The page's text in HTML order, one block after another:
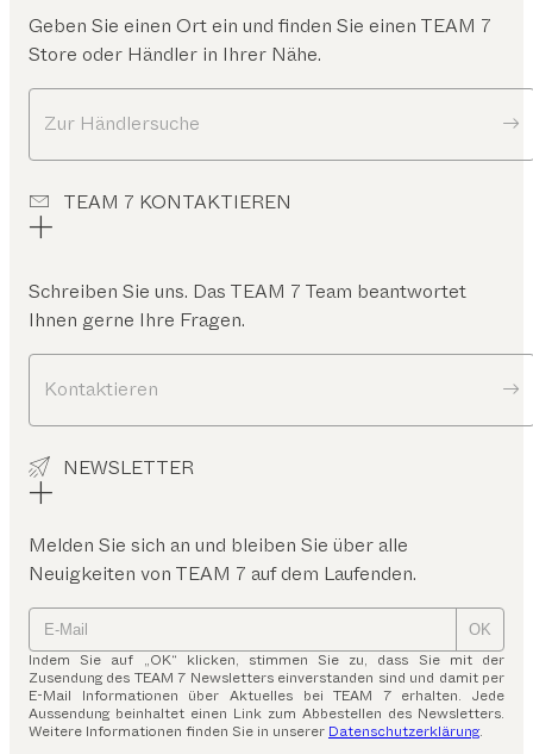
Geben Sie einen Ort ein und finden Sie einen TEAM 7
Store oder Händler in Ihrer Nähe.
Zur Händlersuche
TEAM 7 KONTAKTIEREN
Schreiben Sie uns. Das TEAM 7 Team beantwortet
Ihnen gerne Ihre Fragen.
Kontaktieren
NEWSLETTER
Melden Sie sich an und bleiben Sie über alle
Neuigkeiten von TEAM 7 auf dem Laufenden.
OK
Indem Sie auf „OK“ klicken, stimmen Sie zu, dass Sie mit der
Zusendung des TEAM 7 Newsletters einverstanden sind und damit per
E-Mail Informationen über Aktuelles bei TEAM 7 erhalten. Jede
Aussendung beinhaltet einen Link zum Abbestellen des Newsletters.
Weitere Informationen finden Sie in unserer Datenschutzerklärung.